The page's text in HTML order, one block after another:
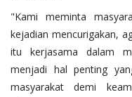
"Kami meminta
kejadian mencurigakan,
itu kerjasama dalam
menjadi hal penting
masyarakat demi